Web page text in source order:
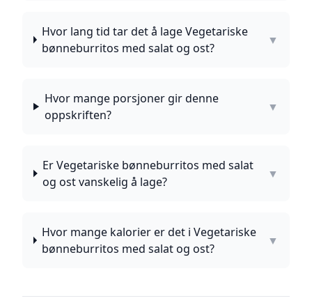
Hvor lang tid tar det å lage Vegetariske
bønneburritos med salat og ost?
▼
Hvor mange porsjoner gir denne
oppskriften?
▼
Er Vegetariske bønneburritos med salat
og ost vanskelig å lage?
▼
Hvor mange kalorier er det i Vegetariske
bønneburritos med salat og ost?
▼